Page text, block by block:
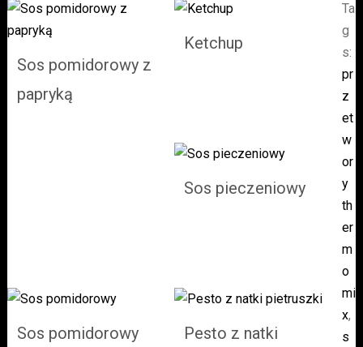
Sos pomidorowy z
papryką
Ketchup
Sos pieczeniowy
Sos pomidorowy
Pesto z natki
Ta
g
s:
pr
z
et
w
or
y
th
er
m
o
mi
x,
s